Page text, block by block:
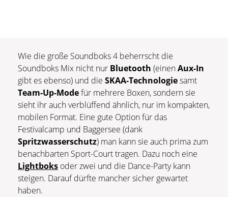
Wie die große Soundboks 4 beherrscht die
Soundboks Mix nicht nur Bluetooth (einenAux-In
gibt es ebenso) und die SKAA-Technologiesamt
Team-Up-Modefür mehrere Boxen, sondern sie
sieht ihr auch verblüffend ähnlich, nur im kompakten,
mobilen Format. Eine gute Option für das
Festivalcamp und Baggersee (dank
Spritzwasserschutz) man kann sie auch prima zum
benachbarten Sport-Court tragen. Dazu noch eine
Lightboks oder zwei und die Dance-Party kann
steigen. Darauf dürfte mancher sicher gewartet
haben.